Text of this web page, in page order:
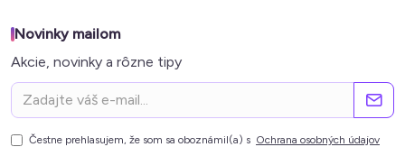
Novinky mailom
Akcie, novinky a rôzne tipy
Čestne prehlasujem, že som sa oboznámil(a) s Ochrana osobných údajov